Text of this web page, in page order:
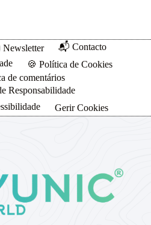
Newsletter
📬 Contacto
🍪 Política de Cookies
de comentários
Responsabilidade
Gerir Cookies